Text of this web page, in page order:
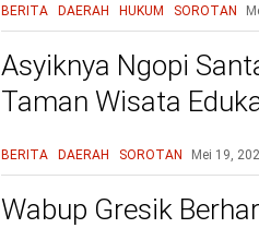
BERITA DAERAH HUKUM SOROTAN
Asyiknya Ngopi
Taman Wisata
BERITA DAERAH SOROTAN Mei 19,
Wabup Gresik